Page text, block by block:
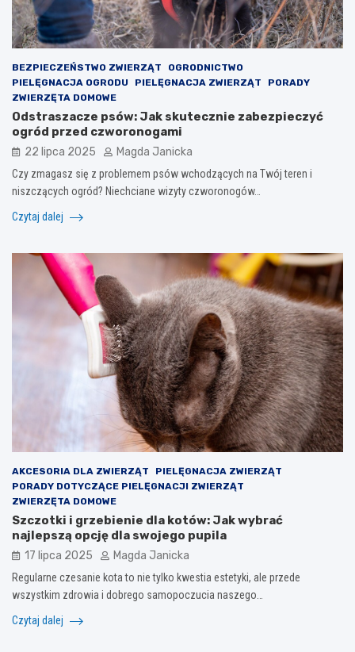
BEZPIECZEŃSTWO ZWIERZĄT
OGRODNICTWO
PIELĘGNACJA OGRODU
PIELĘGNACJA ZWIERZĄT
PORADY
ZWIERZĘTA DOMOWE
Odstraszacze psów: Jak skutecznie zabezpieczyć
ogród przed czworonogami
22 lipca 2025 Magda Janicka
Czy zmagasz się z problemem psów wchodzących na Twój teren i
niszczących ogród? Niechciane wizyty czworonogów…
Czytaj dalej
AKCESORIA DLA ZWIERZĄT
PIELĘGNACJA ZWIERZĄT
PORADY DOTYCZĄCE PIELĘGNACJI ZWIERZĄT
ZWIERZĘTA DOMOWE
Szczotki i grzebienie dla kotów: Jak wybrać
najlepszą opcję dla swojego pupila
17 lipca 2025 Magda Janicka
Regularne czesanie kota to nie tylko kwestia estetyki, ale przede
wszystkim zdrowia i dobrego samopoczucia naszego…
Czytaj dalej